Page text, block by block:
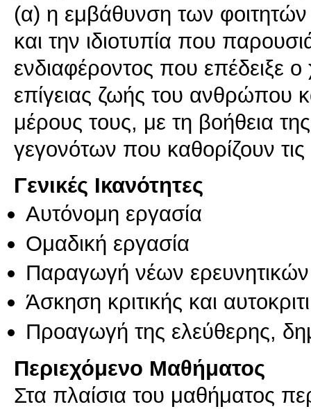
(α) η εμβάθυνση των φοιτητών
και την ιδιοτυπία που
ενδιαφέροντος που επέδειξε
επίγειας ζωής του ανθρώπου
μέρους τους, με τη βοήθεια
γεγονότων που καθορίζουν
Γενικές Ικανότητες
Αυτόνομη εργασία
Ομαδική εργασία
Παραγωγή νέων
Άσκηση κριτικής και
Προαγωγή της ελεύθερης,
Περιεχόμενο Μαθήματος
Στα πλαίσια του μαθήματος